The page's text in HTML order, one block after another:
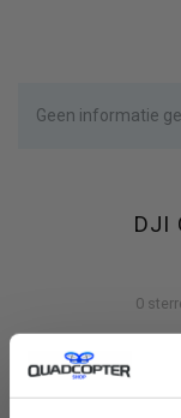
Geen informatie
DJI
0